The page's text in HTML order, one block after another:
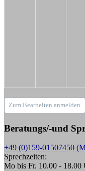
Zum Bearbeiten anmelden
Beratungs/-und
+49 (0)159-01507450
Sprechzeiten:
Mo bis Fr. 10.00 - 18.00